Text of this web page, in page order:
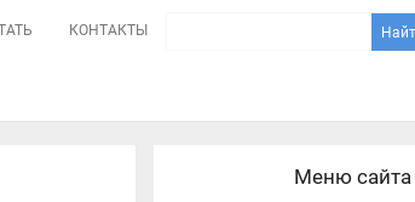
КОНТАКТЫ
Меню сайта